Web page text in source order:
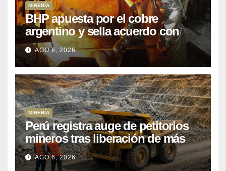
MINERÍA
BHP apuesta por el cobre
argentino y sella acuerdo con
Kobrea para siete proyecto
AGO 6, 2026
MINERÍA
Perú registra auge de petitorios
mineros tras liberación de más
de mil concesiones para explorar
cobre y oro
AGO 6, 2026